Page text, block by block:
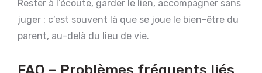
Rester à l’écoute, garder le lien, accompagner sans
juger : c’est souvent là que se joue le bien-être du
parent, au-delà du lieu de vie.